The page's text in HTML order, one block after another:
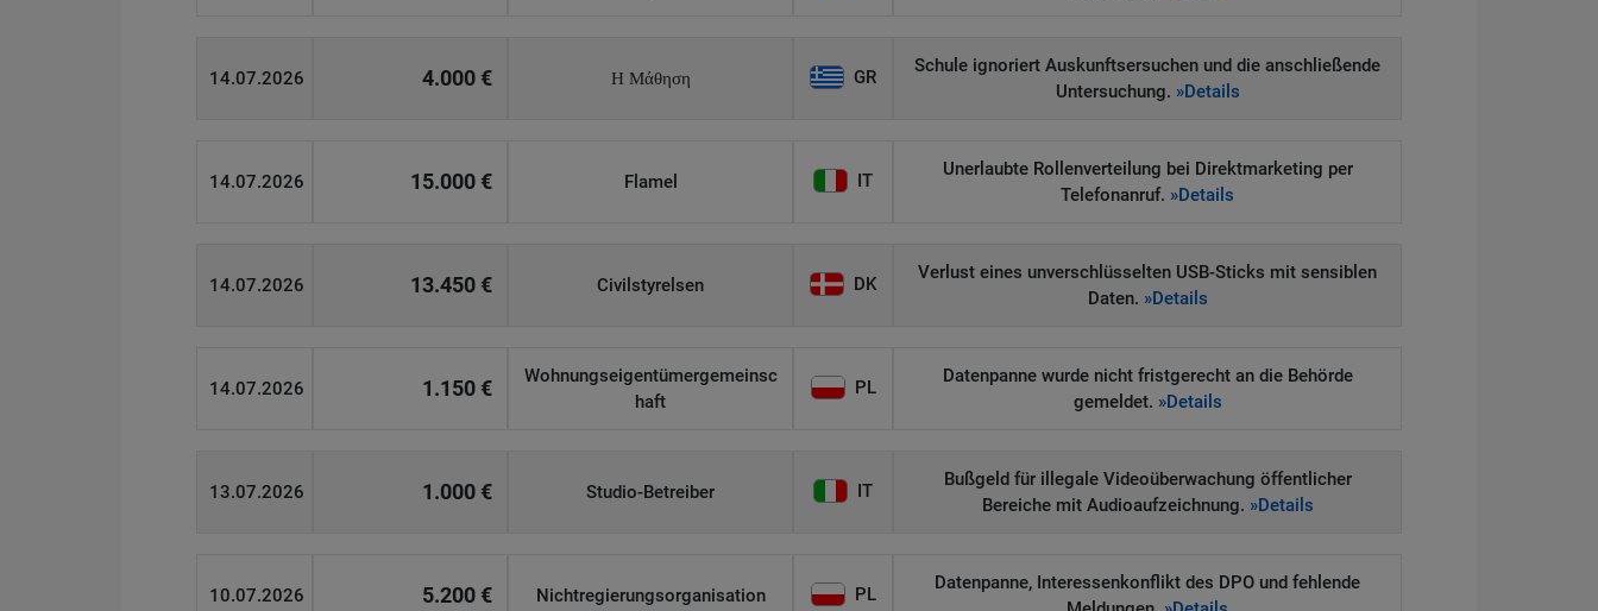
14.07.2026 4.000 € Η Μάθηση GR
Schule ignoriert Auskunftsersuchen und die anschließende
Untersuchung. »Details
14.07.2026 15.000 € Flamel IT
Unerlaubte Rollenverteilung bei Direktmarketing per
Telefonanruf. »Details
14.07.2026 13.450 € Civilstyrelsen DK
Verlust eines unverschlüsselten USB-Sticks mit sensiblen
Daten. »Details
14.07.2026 1.150 €
Wohnungseigentümergemeinsc
haft
PL
Datenpanne wurde nicht fristgerecht an die Behörde
gemeldet. »Details
13.07.2026 1.000 € Studio-Betreiber IT
Bußgeld für illegale Videoüberwachung öffentlicher
Bereiche mit Audioaufzeichnung. »Details
10.07.2026 5.200 € Nichtregierungsorganisation PL
Datenpanne, Interessenkonflikt des DPO und fehlende